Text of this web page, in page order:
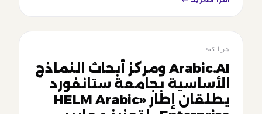
شراكة
Arabic.AI ومركز أبحاث النماذج
الأساسية بجامعة ستانفورد
يطلقان إطار «HELM Arabic